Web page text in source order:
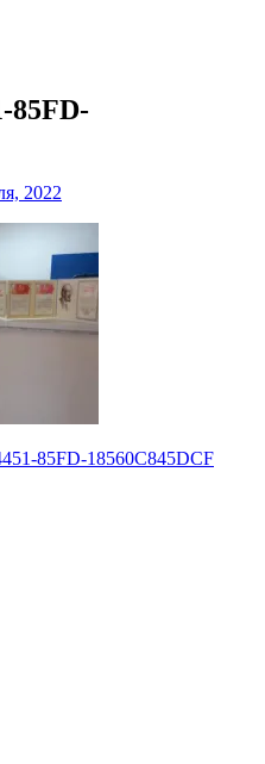
85FD-
2022
85FD-18560C845DCF